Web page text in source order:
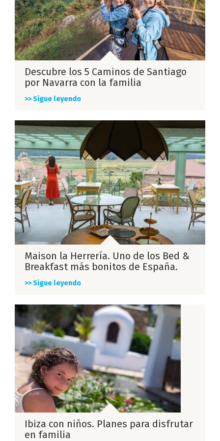
Descubre los 5 Caminos de Santiago
por Navarra con la familia
>> Sigue leyendo
Maison la Herrería. Uno de los Bed &
Breakfast más bonitos de España.
>> Sigue leyendo
Ibiza con niños. Planes para disfrutar
en familia